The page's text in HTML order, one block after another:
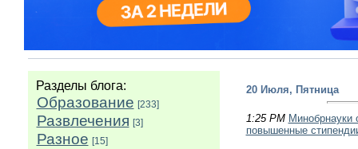
Разделы блога:
Образование [233]
Развлечения [3]
Разное [15]
20 Июля, Пятница
1:25 PM Минобрнауки
повышенные